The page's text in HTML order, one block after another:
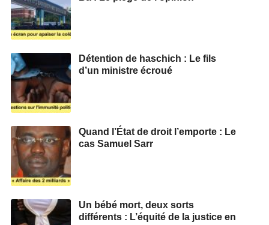
Détention de haschich : Le fils
d’un ministre écroué
Quand l’État de droit l’emporte : Le
cas Samuel Sarr
Un bébé mort, deux sorts
différents : L’équité de la justice en